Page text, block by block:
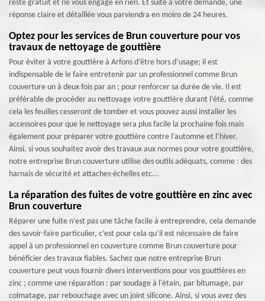
reste gratuit et ne vous engage en rien. Et suite à votre demande, une
réponse claire et détaillée vous parviendra en moins de 24 heures.
Optez pour les services de Brun couverture pour vos
travaux de nettoyage de gouttière
Pour éviter à votre gouttière à Arfons d’être hors d’usage; il est
indispensable de le faire entretenir par un professionnel comme Brun
couverture un à deux fois par an ; pour renforcer sa durée de vie. Il est
préférable de procéder au nettoyage votre gouttière durant l’été, comme
cela les feuilles cesseront de tomber et vous pouvez aussi installer les
accessoires pour que le nettoyage sera plus facile la prochaine fois mais
également pour préparer votre gouttière contre l’automne et l’hiver.
Ainsi, si vous souhaitez avoir des travaux aux normes pour votre gouttière,
notre entreprise Brun couverture utilise des outils adéquats, comme : des
harnais de sécurité et attaches-échelles etc...
La réparation des fuites de votre gouttière en zinc avec
Brun couverture
Réparer une fuite n’est pas une tâche facile à entreprendre, cela demande
des savoir-faire particulier, c’est pour cela qu’il est nécessaire de faire
appel à un professionnel en couverture comme Brun couverture pour
bénéficier des travaux fiables. Sachez que notre entreprise Brun
couverture peut vous fournir divers interventions pour vos gouttières en
zinc ; comme une réparation : par soudage à l'étain, par bitumage, par
colmatage, par rebouchage avec un joint silicone. Ainsi, si vous avez des